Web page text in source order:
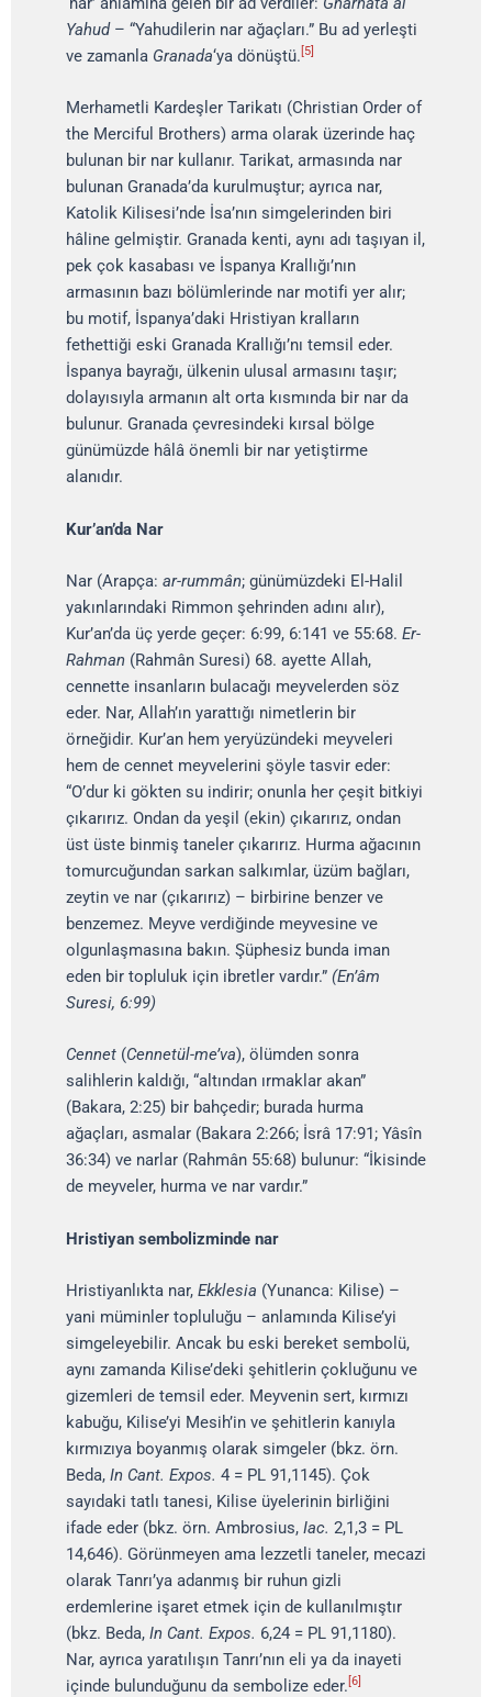
Yahud– “Yahudilerin nar ağaçları.” Bu ad yerleşti
ve zamanla Granada‘ya dönüştü. [5]
Merhametli Kardeşler Tarikatı (Christian Order of
the Merciful Brothers) arma olarak üzerinde haç
bulunan bir nar kullanır. Tarikat, armasında nar
bulunan Granada’da kurulmuştur; ayrıca nar,
Katolik Kilisesi’nde İsa’nın simgelerinden biri
hâline gelmiştir. Granada kenti, aynı adı taşıyan il,
pek çok kasabası ve İspanya Krallığı’nın
armasının bazı bölümlerinde nar motifi yer alır;
bu motif, İspanya’daki Hristiyan kralların
fethettiği eski Granada Krallığı’nı temsil eder.
İspanya bayrağı, ülkenin ulusal armasını taşır;
dolayısıyla armanın alt orta kısmında bir nar da
bulunur. Granada çevresindeki kırsal bölge
günümüzde hâlâ önemli bir nar yetiştirme
alanıdır.
Kur’an’da Nar
Nar (Arapça: ar-rummân; günümüzdeki El-Halil
yakınlarındaki Rimmon şehrinden adını alır),
Kur’an’da üç yerde geçer: 6:99, 6:141 ve 55:68. Er-
Rahman (Rahmân Suresi) 68. ayette Allah,
cennette insanların bulacağı meyvelerden söz
eder. Nar, Allah’ın yarattığı nimetlerin bir
örneğidir. Kur’an hem yeryüzündeki meyveleri
hem de cennet meyvelerini şöyle tasvir eder:
“O’dur ki gökten su indirir; onunla her çeşit bitkiyi
çıkarırız. Ondan da yeşil (ekin) çıkarırız, ondan
üst üste binmiş taneler çıkarırız. Hurma ağacının
tomurcuğundan sarkan salkımlar, üzüm bağları,
zeytin ve nar (çıkarırız) – birbirine benzer ve
benzemez. Meyve verdiğinde meyvesine ve
olgunlaşmasına bakın. Şüphesiz bunda iman
eden bir topluluk için ibretler vardır.” (En’âm
Suresi, 6:99)
Cennet (Cennetül-me’va), ölümden sonra
salihlerin kaldığı, “altından ırmaklar akan”
(Bakara, 2:25) bir bahçedir; burada hurma
ağaçları, asmalar (Bakara 2:266; İsrâ 17:91; Yâsîn
36:34) ve narlar (Rahmân 55:68) bulunur: “İkisinde
de meyveler, hurma ve nar vardır.”
Hristiyan sembolizminde nar
Hristiyanlıkta nar, Ekklesia (Yunanca: Kilise) –
yani müminler topluluğu – anlamında Kilise’yi
simgeleyebilir. Ancak bu eski bereket sembolü,
aynı zamanda Kilise’deki şehitlerin çokluğunu ve
gizemleri de temsil eder. Meyvenin sert, kırmızı
kabuğu, Kilise’yi Mesih’in ve şehitlerin kanıyla
kırmızıya boyanmış olarak simgeler (bkz. örn.
Beda, In Cant. Expos. 4 = PL 91,1145). Çok
sayıdaki tatlı tanesi, Kilise üyelerinin birliğini
ifade eder (bkz. örn. Ambrosius, Iac. 2,1,3 = PL
14,646). Görünmeyen ama lezzetli taneler, mecazi
olarak Tanrı’ya adanmış bir ruhun gizli
erdemlerine işaret etmek için de kullanılmıştır
(bkz. Beda, In Cant. Expos. 6,24 = PL 91,1180).
Nar, ayrıca yaratılışın Tanrı’nın eli ya da inayeti
içinde bulunduğunu da sembolize eder. [6]